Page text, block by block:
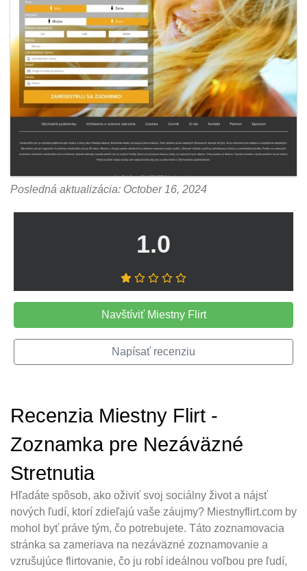
Posledná aktualizácia: October 16, 2024
1.0
Navštíviť Miestny Flirt
Napísať recenziu
Recenzia Miestny Flirt -
Zoznamka pre Nezáväzné
Stretnutia
Hľadáte spôsob, ako oživiť svoj sociálny život a nájsť
nových ľudí, ktorí zdieľajú vaše záujmy? Miestnyflirt.com by
mohol byť práve tým, čo potrebujete. Táto zoznamovacia
stránka sa zameriava na nezáväzné zoznamovanie a
vzrušujúce flirtovanie, čo ju robí ideálnou voľbou pre ľudí,